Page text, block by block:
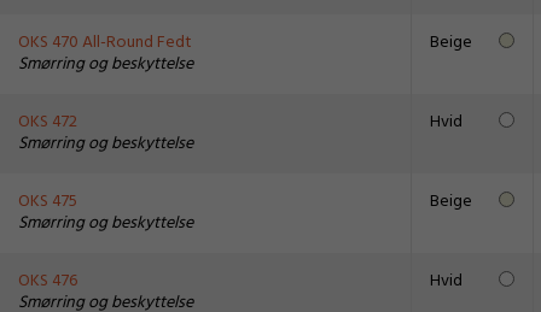
OKS 470 All-Round Fedt
Smørring og beskyttelse
Beige
OKS 472
Smørring og beskyttelse
Hvid
OKS 475
Smørring og beskyttelse
Beige
OKS 476
Smørring og beskyttelse
Hvid